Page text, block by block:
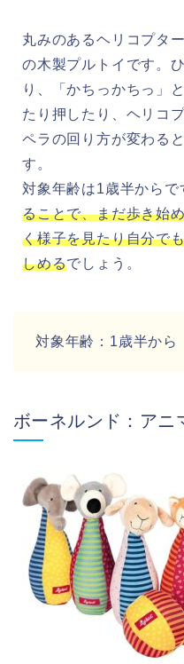
丸みのあるヘリコプタ
の木製プルトイです。
り、「かちっかちっ」
たり押したり、ヘリコ
ペラの回り方が変わる
す。
対象年齢は1歳半からで
ることで、まだ歩き始
く様子を見たり自分で
しめるでしょう。
対象年齢：1歳半から
ボーネルンド：アニ